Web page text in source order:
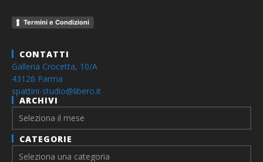
Termini e Condizioni
CONTATTI
Galleria Crocetta, 10/A
43126 Parma
spattini-studio@libero.it
ARCHIVI
CATEGORIE